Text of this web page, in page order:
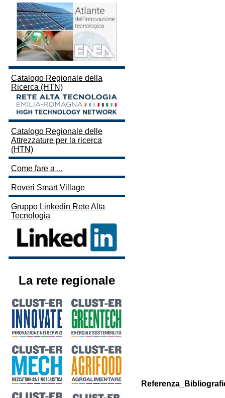
Catalogo Regionale della
Ricerca (HTN)
Catalogo Regionale delle
Attrezzature per la ricerca
(HTN)
Come fare a ...
Roveri Smart Village
Gruppo Linkedin Rete Alta
Tecnologia
La rete regionale